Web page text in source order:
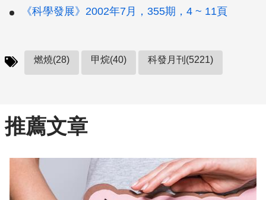
《科學發展》2002年7月，355期，4 ~ 11頁
燃燒(28) 甲烷(40) 科發月刊(5221)
推薦文章